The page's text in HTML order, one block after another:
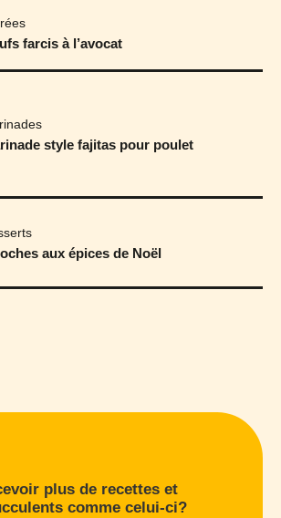
farcis à l’avocat
style fajitas pour poulet
aux épices de Noël
plus de recettes et
comme celui-ci?